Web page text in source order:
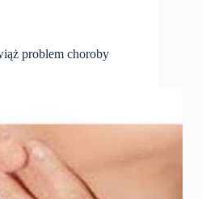
problem choroby